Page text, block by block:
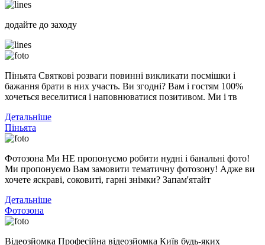
додайте до заходу
Піньята Святкові розваги повинні викликати посмішки і
бажання брати в них участь. Ви згодні? Вам і гостям 100%
хочеться веселитися і наповнюватися позитивом. Ми і тв
Детальніше
Піньята
Фотозона Ми НЕ пропонуємо робити нудні і банальні фото!
Ми пропонуємо Вам замовити тематичну фотозону! Адже ви
хочете яскраві, соковиті, гарні знімки? Запам'ятайт
Детальніше
Фотозона
Відеозйомка Професійна відеозйомка Київ будь-яких